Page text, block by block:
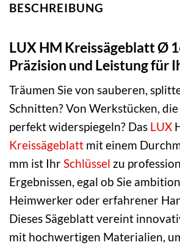
BESCHREIBUNG
LUX HM Kreissägeblatt Ø
Präzision und Leistung für
Träumen Sie von sauberen,
Schnitten? Von Werkstücken,
perfekt widerspiegeln? Das LUX
Kreissägeblatt mit einem
mm ist IhrSchlüssel zu
Ergebnissen, egal ob Sie
Heimwerker oder erfahrener
Dieses Sägeblatt vereint
mit hochwertigen Materialien,